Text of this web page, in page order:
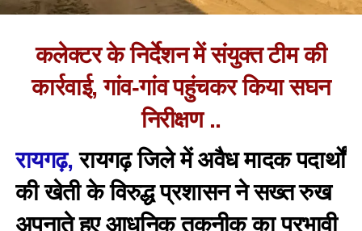
कलेक्टर के निर्देशन में संयुक्त टीम की
कार्रवाई, गांव-गांव पहुंचकर किया सघन
निरीक्षण ..
रायगढ़, रायगढ़ जिले में अवैध मादक पदार्थों
की खेती के विरुद्ध प्रशासन ने सख्त रुख
अपनाते हुए आधुनिक तकनीक का प्रभावी